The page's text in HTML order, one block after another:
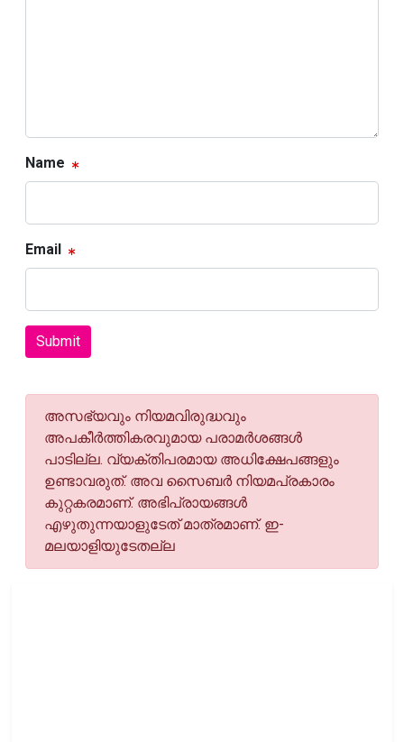
Name
Email
Submit
അസഭ്യവും നിയമവിരുദ്ധവും
അപകീര്‍ത്തികരവുമായ പരാമര്‍ശങ്ങള്‍
പാടില്ല. വ്യക്തിപരമായ അധിക്ഷേപങ്ങളും
ഉണ്ടാവരുത്. അവ സൈബര്‍ നിയമപ്രകാരം
കുറ്റകരമാണ്. അഭിപ്രായങ്ങള്‍
എഴുതുന്നയാളുടേത് മാത്രമാണ്. ഇ-
മലയാളിയുടേതല്ല